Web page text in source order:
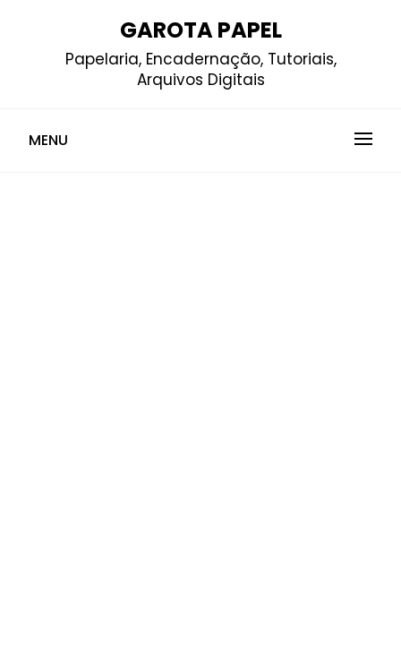
GAROTA PAPEL
Papelaria, Encadernação, Tutoriais,
Arquivos Digitais
MENU